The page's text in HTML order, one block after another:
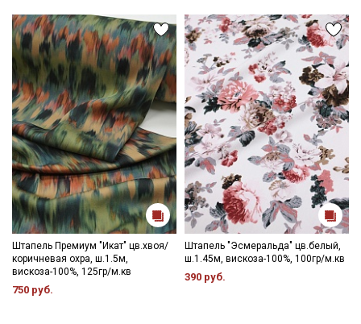
Штапель Премиум "Икат" цв.хвоя/
коричневая охра, ш.1.5м,
вискоза-100%, 125гр/м.кв
750 руб.
Штапель "Эсмеральда" цв.белый,
ш.1.45м, вискоза-100%, 100гр/м.кв
390 руб.